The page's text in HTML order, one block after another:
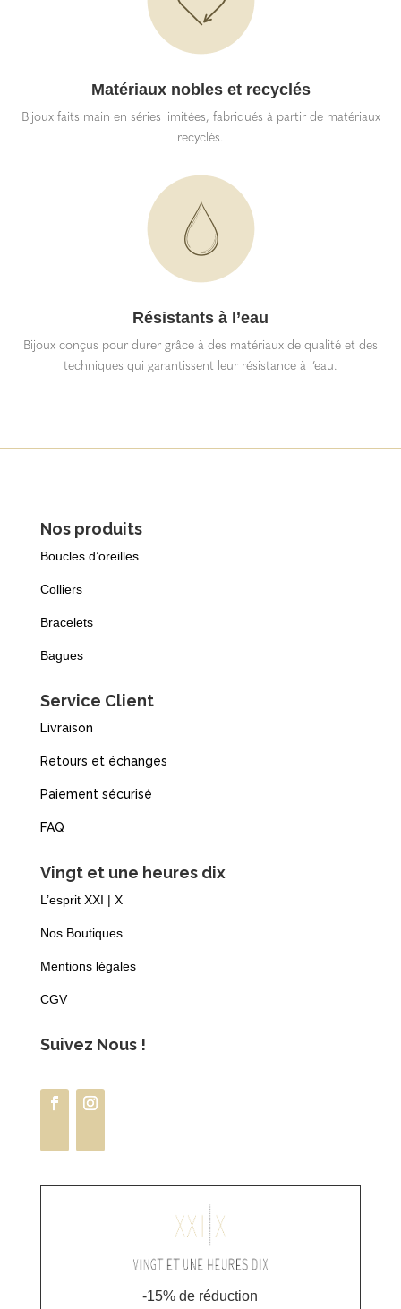
Matériaux nobles et recyclés
Bijoux faits main en séries limitées, fabriqués à partir de matériaux
recyclés.
Résistants à l’eau
Bijoux conçus pour durer grâce à des matériaux de qualité et des
techniques qui garantissent leur résistance à l’eau.
Nos produits
Boucles d’oreilles
Colliers
Bracelets
Bagues
Service Client
Livraison
Retours et échanges
Paiement sécurisé
FAQ
Vingt et une heures dix
L’esprit XXI | X
Nos Boutiques
Mentions légales
CGV
Suivez Nous !
-15% de réduction